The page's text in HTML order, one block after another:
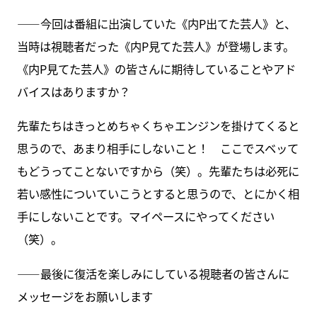
――今回は番組に出演していた《内P出てた芸人》と、
当時は視聴者だった《内P見てた芸人》が登場します。
《内P見てた芸人》の皆さんに期待していることやアド
バイスはありますか？
先輩たちはきっとめちゃくちゃエンジンを掛けてくると
思うので、あまり相手にしないこと！ ここでスベッて
もどうってことないですから（笑）。先輩たちは必死に
若い感性についていこうとすると思うので、とにかく相
手にしないことです。マイペースにやってください
（笑）。
――最後に復活を楽しみにしている視聴者の皆さんに
メッセージをお願いします